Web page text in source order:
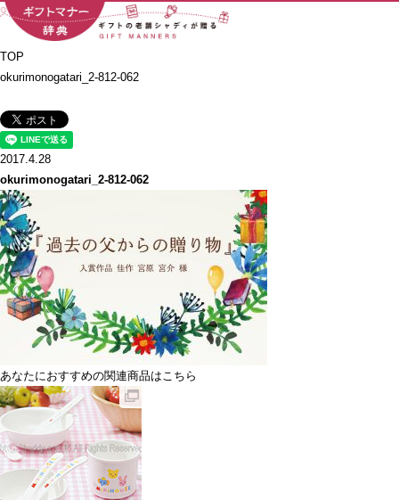
TOP
okurimonogatari_2-812-062
2017.4.28
okurimonogatari_2-812-062
あなたにおすすめの関連商品はこちら